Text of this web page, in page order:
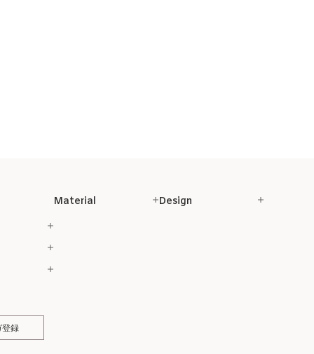
登録
Material Design